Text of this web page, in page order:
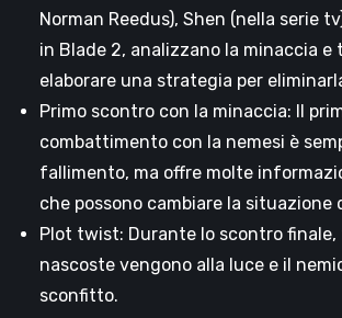
Norman Reedus), Shen (nella serie
in Blade 2, analizzano la minaccia e
elaborare una strategia per
Primo scontro con la minaccia: Il
combattimento con la nemesi è
fallimento, ma offre molte
che possono cambiare la situazione
Plot twist: Durante lo scontro
nascoste vengono alla luce e il
sconfitto.